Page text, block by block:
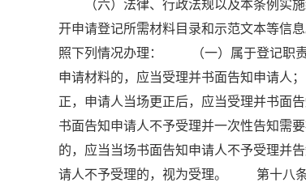
（六）法律、行政法规以及本条例实
开申请登记所需材料目录和示范文本等
照下列情况办理： （一）属于登记职责
申请材料的，应当受理并书面告知申请
正，申请人当场更正后，应当受理并书
书面告知申请人不予受理并一次性告知
的，应当当场书面告知申请人不予受理
请人不予受理的，视为受理。 第十八条